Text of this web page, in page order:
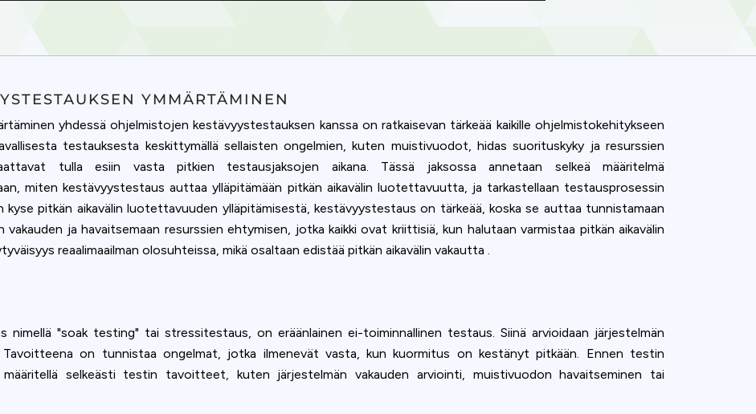
YMMÄRTÄMINEN
yhdessä ohjelmistojen kestävyystestauksen kanssa on ratkaisevan tärkeää kaikille ohjelmistokehitykseen
testauksesta keskittymällä sellaisten ongelmien, kuten muistivuodot, hidas suorituskyky ja resurssien
tulla esiin vasta pitkien testausjaksojen aikana. Tässä jaksossa annetaan selkeä määritelmä
miten kestävyystestaus auttaa ylläpitämään pitkän aikavälin luotettavuutta, ja tarkastellaan testausprosessin
kyse pitkän aikavälin luotettavuuden ylläpitämisestä, kestävyystestaus on tärkeää, koska se auttaa tunnistamaan
ja havaitsemaan resurssien ehtymisen, jotka kaikki ovat kriittisiä, kun halutaan varmistaa pitkän aikavälin
reaalimaailman olosuhteissa, mikä osaltaan edistää pitkän aikavälin vakautta .
nimellä "soak testing" tai stressitestaus, on eräänlainen ei-toiminnallinen testaus. Siinä arvioidaan järjestelmän
Tavoitteena on tunnistaa ongelmat, jotka ilmenevät vasta, kun kuormitus on kestänyt pitkään. Ennen testin
selkeästi testin tavoitteet, kuten järjestelmän vakauden arviointi, muistivuodon havaitseminen tai